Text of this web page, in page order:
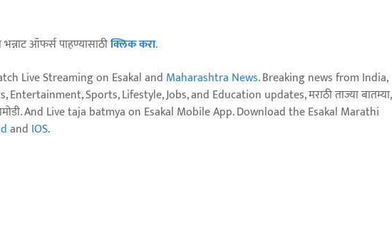
ऑफर्स पाहण्यासाठीक्लिक करा.
Live Streaming on Esakal and Maharashtra News. Breaking news from India,
Sports, Lifestyle, Jobs, and Education updates, मराठी ताज्या बातम्या,
And Live taja batmya on Esakal Mobile App. Download the Esakal Marathi
and IOS.